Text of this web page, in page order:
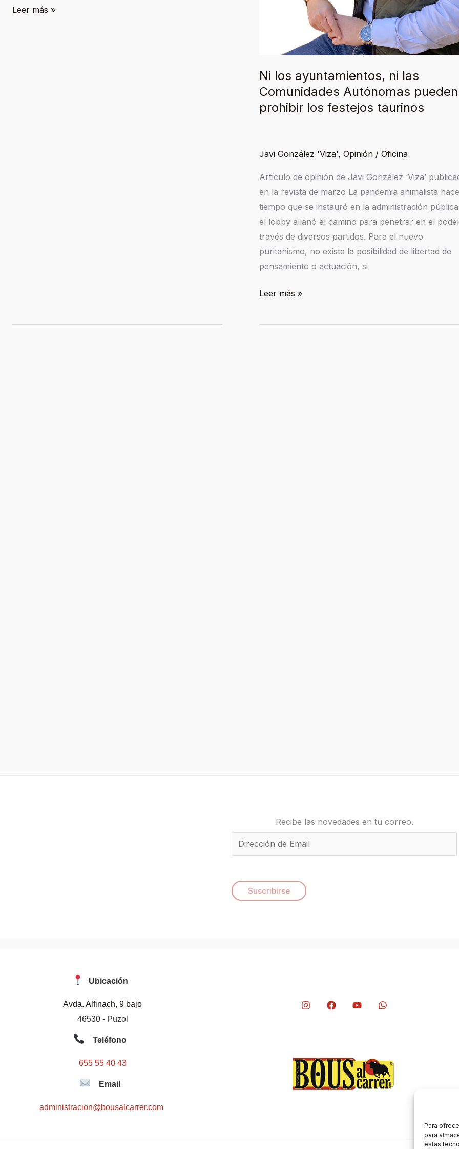
Para
para
estas
Leer más »
Ni los ayuntamientos, ni las
Comunidades Autónomas pueden
prohibir los festejos taurinos
Javi González 'Viza', Opinión/ Oficina
Artículo de opinión de Javi González ‘Viza’
en la revista de marzo La pandemia animalista hace
tiempo que se instauró en la administración
el lobby allanó el camino para penetrar en el
través de diversos partidos. Para el nuevo
puritanismo, no existe la posibilidad de libertad de
pensamiento o actuación, si
Leer más »
Recibe las novedades en tu correo.
m
i
l
Suscribirse
Ubicación
Avda. Alfinach, 9 bajo
46530 - Puzol
Teléfono
655 55 40 43
Email
administracion@bousalcarrer.com